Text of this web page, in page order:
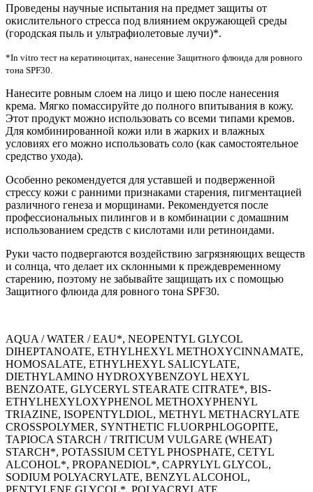
Проведены научные испытания на предмет защиты от
окислительного стресса под влиянием окружающей среды
(городская пыль и ультрафиолетовые лучи)*.
*In vitro тест на кератиноцитах, нанесение Защитного флюида для ровного
тона SPF30.
Нанесите ровным слоем на лицо и шею после нанесения
крема. Мягко помассируйте до полного впитывания в кожу.
Этот продукт можно использовать со всеми типами кремов.
Для комбинированной кожи или в жарких и влажных
условиях его можно использовать соло (как самостоятельное
средство ухода).
Особенно рекомендуется для уставшей и подверженной
стрессу кожи с ранними признаками старения, пигментацией
различного генеза и морщинами. Рекомендуется после
профессиональных пилингов и в комбинации с домашним
использованием средств с кислотами или ретиноидами.
Руки часто подвергаются воздействию загрязняющих веществ
и солнца, что делает их склонными к преждевременному
старению, поэтому не забывайте защищать их с помощью
Защитного флюида для ровного тона SPF30.
AQUA / WATER / EAU*, NEOPENTYL GLYCOL
DIHEPTANOATE, ETHYLHEXYL METHOXYCINNAMATE,
HOMOSALATE, ETHYLHEXYL SALICYLATE,
DIETHYLAMINO HYDROXYBENZOYL HEXYL
BENZOATE, GLYCERYL STEARATE CITRATE*, BIS-
ETHYLHEXYLOXYPHENOL METHOXYPHENYL
TRIAZINE, ISOPENTYLDIOL, METHYL METHACRYLATE
CROSSPOLYMER, SYNTHETIC FLUORPHLOGOPITE,
TAPIOCA STARCH / TRITICUM VULGARE (WHEAT)
STARCH*, POTASSIUM CETYL PHOSPHATE, CETYL
ALCOHOL*, PROPANEDIOL*, CAPRYLYL GLYCOL,
SODIUM POLYACRYLATE, BENZYL ALCOHOL,
PENTYLENE GLYCOL*, POLYACRYLATE